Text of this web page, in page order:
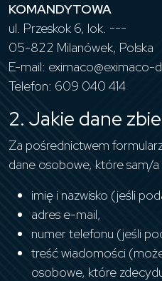
KOMANDYTOWA
ul. Przeskok 6, lok. ---
05-822 Milanówek, Polska
E-mail: eximaco@eximaco-
Telefon: 609 040 414
2. Jakie dane
Za pośrednictwem
dane osobowe, które sam/a
imię i nazwisko (jeśli
adres e-mail,
numer telefonu (jeśli
treść wiadomości
osobowe, które